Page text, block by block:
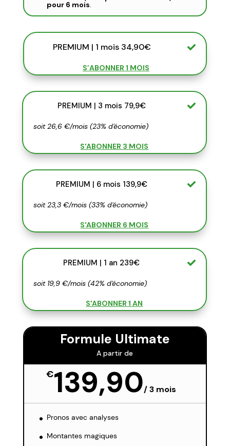
pour 6 mois.
PREMIUM | 1 mois 34,90€
S’ABONNER 1 MOIS
PREMIUM | 3 mois 79,9€
soit 26,6 €/mois (23% d'économie)
S'ABONNER 3 MOIS
PREMIUM | 6 mois 139,9€
soit 23,3 €/mois (33% d'économie)
S'ABONNER 6 MOIS
PREMIUM | 1 an 239€
soit 19,9 €/mois (42% d'économie)
S'ABONNER 1 AN
Formule Ultimate
A partir de
€139,90/3 mois
Pronos avec analyses
Montantes magiques